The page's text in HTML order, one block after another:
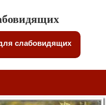
слабовидящих